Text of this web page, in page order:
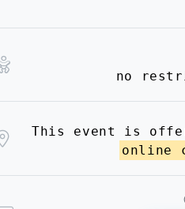
no
This event is
online